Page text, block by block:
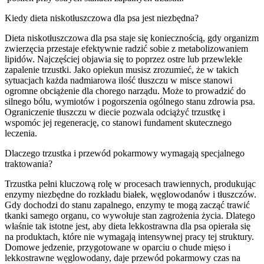
Kiedy dieta niskotłuszczowa dla psa jest niezbędna?
Dieta niskotłuszczowa dla psa staje się koniecznością, gdy organizm
zwierzęcia przestaje efektywnie radzić sobie z metabolizowaniem
lipidów. Najczęściej objawia się to poprzez ostre lub przewlekłe
zapalenie trzustki. Jako opiekun musisz zrozumieć, że w takich
sytuacjach każda nadmiarowa ilość tłuszczu w misce stanowi
ogromne obciążenie dla chorego narządu. Może to prowadzić do
silnego bólu, wymiotów i pogorszenia ogólnego stanu zdrowia psa.
Ograniczenie tłuszczu w diecie pozwala odciążyć trzustkę i
wspomóc jej regenerację, co stanowi fundament skutecznego
leczenia.
Dlaczego trzustka i przewód pokarmowy wymagają specjalnego
traktowania?
Trzustka pełni kluczową rolę w procesach trawiennych, produkując
enzymy niezbędne do rozkładu białek, węglowodanów i tłuszczów.
Gdy dochodzi do stanu zapalnego, enzymy te mogą zacząć trawić
tkanki samego organu, co wywołuje stan zagrożenia życia. Dlatego
właśnie tak istotne jest, aby dieta lekkostrawna dla psa opierała się
na produktach, które nie wymagają intensywnej pracy tej struktury.
Domowe jedzenie, przygotowane w oparciu o chude mięso i
lekkostrawne węglowodany, daje przewód pokarmowy czas na